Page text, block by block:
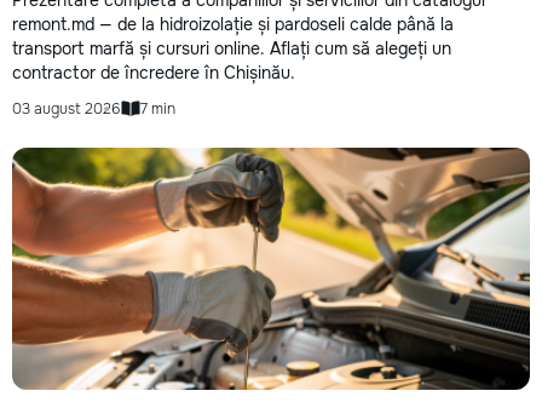
remont.md — de la hidroizolație și pardoseli calde până la
transport marfă și cursuri online. Aflați cum să alegeți un
contractor de încredere în Chișinău.
03 august 2026 7 min